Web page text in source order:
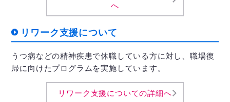
へ
リワーク支援について
うつ病などの精神疾患で休職している方に対し、職場復
帰に向けたプログラムを実施しています。
リワーク支援についての詳細へ